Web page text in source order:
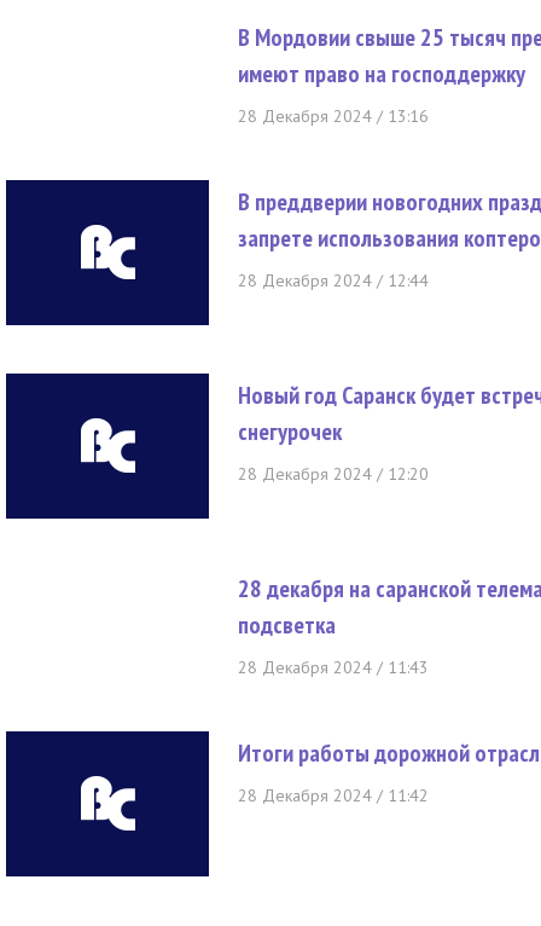
В Мордовии свыше 25 тысяч
имеют право на господдержку
28 Декабря 2024 / 13:16
В преддверии новогодних
запрете использования
28 Декабря 2024 / 12:44
Новый год Саранск будет
снегурочек
28 Декабря 2024 / 12:20
28 декабря на саранской
подсветка
28 Декабря 2024 / 11:43
Итоги работы дорожной
28 Декабря 2024 / 11:42